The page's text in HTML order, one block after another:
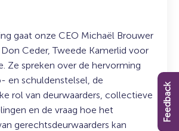
gaat onze CEO Michaël Brouwer
Ceder, Tweede Kamerlid voor
Ze spreken over de hervorming
en schuldenstelsel, de
rol van deurwaarders, collectieve
en de vraag hoe het
gerechtsdeurwaarders kan
Feedback